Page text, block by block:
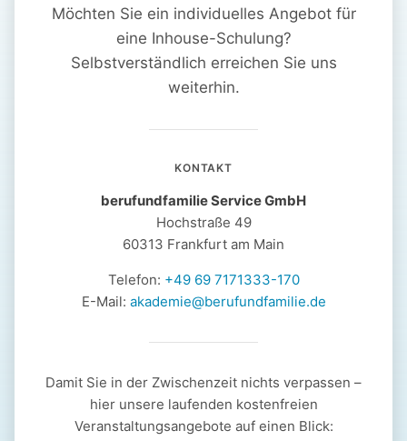
Möchten Sie ein individuelles Angebot für
eine Inhouse-Schulung?
Selbstverständlich erreichen Sie uns
weiterhin.
KONTAKT
berufundfamilie Service GmbH
Hochstraße 49
60313 Frankfurt am Main
Telefon: +49 69 7171333-170
E-Mail: akademie@berufundfamilie.de
Damit Sie in der Zwischenzeit nichts verpassen –
hier unsere laufenden kostenfreien
Veranstaltungsangebote auf einen Blick: